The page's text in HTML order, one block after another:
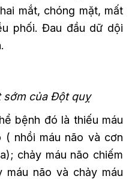
mắt, chóng mặt, mất
phối. Đau đầu dữ dội
sớm của Đột quỵ
bệnh đó là thiếu máu
nhồi máu não và cơn
chảy máu não chiếm
não và chảy máu